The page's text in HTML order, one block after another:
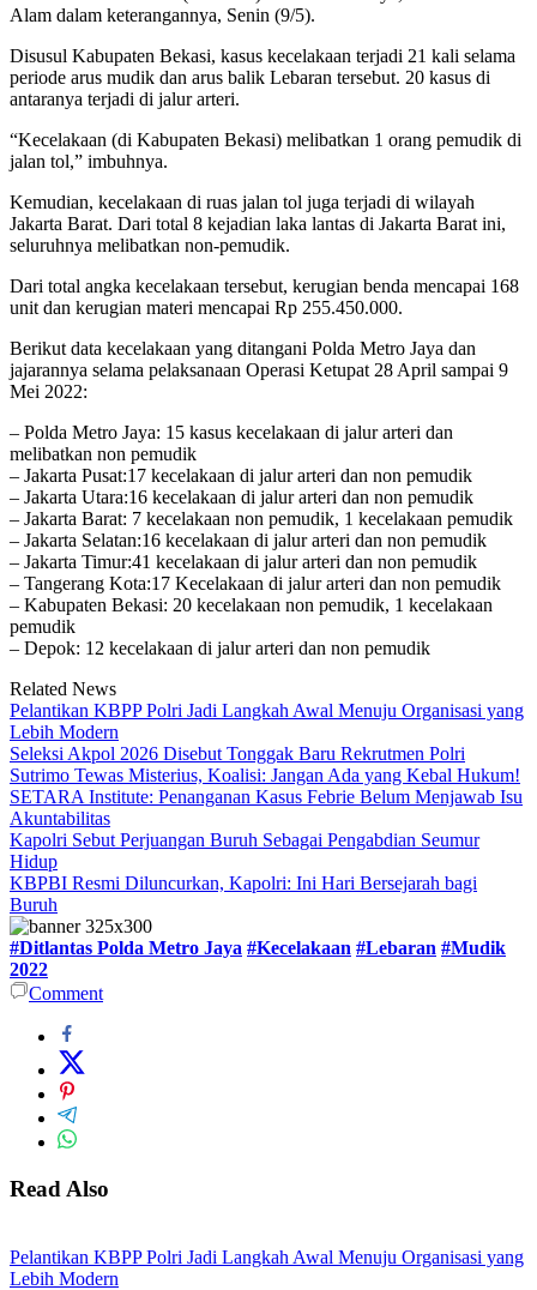
Alam dalam keterangannya, Senin (9/5).
Disusul Kabupaten Bekasi, kasus kecelakaan terjadi 21 kali selama
periode arus mudik dan arus balik Lebaran tersebut. 20 kasus di
antaranya terjadi di jalur arteri.
“Kecelakaan (di Kabupaten Bekasi) melibatkan 1 orang pemudik di
jalan tol,” imbuhnya.
Kemudian, kecelakaan di ruas jalan tol juga terjadi di wilayah
Jakarta Barat. Dari total 8 kejadian laka lantas di Jakarta Barat ini,
seluruhnya melibatkan non-pemudik.
Dari total angka kecelakaan tersebut, kerugian benda mencapai 168
unit dan kerugian materi mencapai Rp 255.450.000.
Berikut data kecelakaan yang ditangani Polda Metro Jaya dan
jajarannya selama pelaksanaan Operasi Ketupat 28 April sampai 9
Mei 2022:
– Polda Metro Jaya: 15 kasus kecelakaan di jalur arteri dan
melibatkan non pemudik
– Jakarta Pusat:17 kecelakaan di jalur arteri dan non pemudik
– Jakarta Utara:16 kecelakaan di jalur arteri dan non pemudik
– Jakarta Barat: 7 kecelakaan non pemudik, 1 kecelakaan pemudik
– Jakarta Selatan:16 kecelakaan di jalur arteri dan non pemudik
– Jakarta Timur:41 kecelakaan di jalur arteri dan non pemudik
– Tangerang Kota:17 Kecelakaan di jalur arteri dan non pemudik
– Kabupaten Bekasi: 20 kecelakaan non pemudik, 1 kecelakaan
pemudik
– Depok: 12 kecelakaan di jalur arteri dan non pemudik
Related News
Pelantikan KBPP Polri Jadi Langkah Awal Menuju Organisasi yang
Lebih Modern
Seleksi Akpol 2026 Disebut Tonggak Baru Rekrutmen Polri
Sutrimo Tewas Misterius, Koalisi: Jangan Ada yang Kebal Hukum!
SETARA Institute: Penanganan Kasus Febrie Belum Menjawab Isu
Akuntabilitas
Kapolri Sebut Perjuangan Buruh Sebagai Pengabdian Seumur
Hidup
KBPBI Resmi Diluncurkan, Kapolri: Ini Hari Bersejarah bagi
Buruh
#Ditlantas Polda Metro Jaya #Kecelakaan #Lebaran #Mudik
2022
Comment
Read Also
Pelantikan KBPP Polri Jadi Langkah Awal Menuju Organisasi yang
Lebih Modern